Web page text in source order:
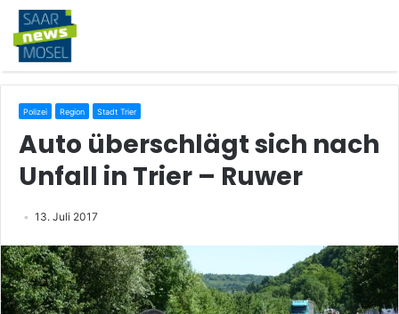
Polizei Region Stadt Trier
Auto überschlägt sich nach
Unfall in Trier – Ruwer
13. Juli 2017